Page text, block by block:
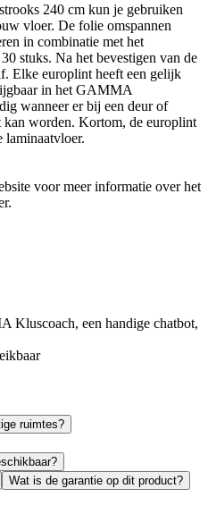
240 cm kun je gebruiken
vloer. De folie omspannen
in combinatie met het
stuks. Na het bevestigen van de
Elke europlint heeft een gelijk
in het GAMMA
wanneer er bij een deur of
kan worden. Kortom, de europlint
laminaatvloer.
voor meer informatie over het
Kluscoach, een handige chatbot,
ruimtes?
Wat is de garantie op dit product?